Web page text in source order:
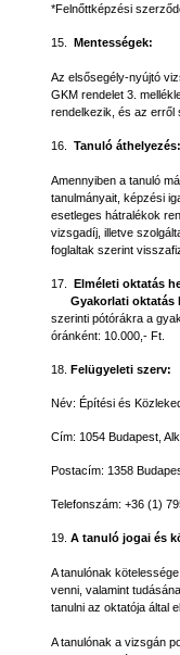
*Felnőttképzési
15. Mentességek:
Az elsősegély-nyújtó
GKM rendelet 3.
rendelkezik, és az erről
16. Tanuló áthelyezés:
Amennyiben a tanuló
tanulmányait, képzési
esetleges hátralékok
vizsgadíj, illetve
foglaltak szerint
17. Elméleti oktatás
Gyakorlati oktatás
szerinti pótórákra a
óránként: 10.000,- Ft.
18. Felügyeleti szerv:
Név: Építési és
Cím: 1054 Budapest,
Postacím: 1358
Telefonszám: +36 (1)
19. A tanuló jogai és
A tanulónak
venni, valamint
tanulni az oktatója által
A tanulónak a vizsgán